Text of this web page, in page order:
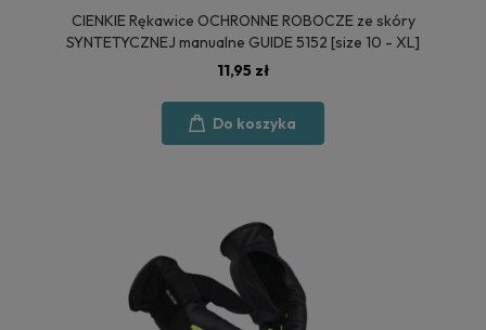
CIENKIE Rękawice OCHRONNE ROBOCZE ze skóry
SYNTETYCZNEJ manualne GUIDE 5152 [size 10 - XL]
11,95 zł
Do koszyka